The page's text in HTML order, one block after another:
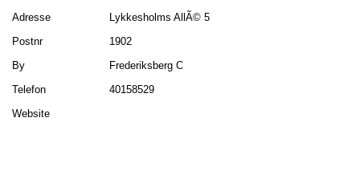
Adresse
Lykkesholms AllÃ© 5
Postnr
1902
By
Frederiksberg C
Telefon
40158529
Website